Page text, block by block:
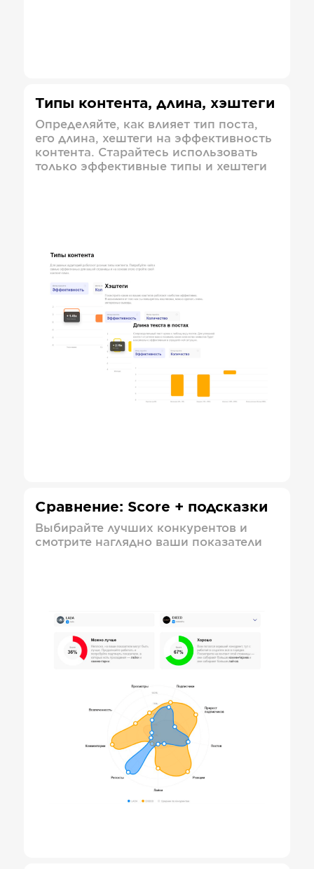
Типы контента, длина, хэштеги
Определяйте, как влияет тип поста,
его длина, хештеги на эффективность
контента. Старайтесь использовать
только эффективные типы и хештеги
Сравнение: Score + подсказки
Выбирайте лучших конкурентов и
смотрите наглядно ваши показатели